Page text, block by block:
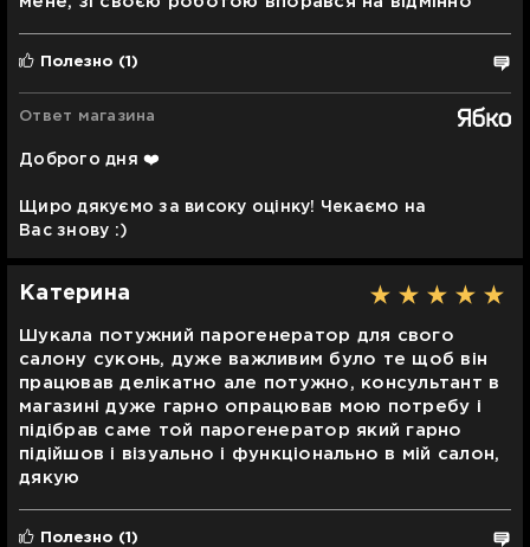
Полезно (1)
Ответ магазина
Доброго дня ❤️
Щиро дякуємо за високу оцінку! Чекаємо на
Вас знову :)
Катерина
Шукала потужний парогенератор для свого
салону суконь, дуже важливим було те щоб він
працював делікатно але потужно, консультант в
магазині дуже гарно опрацював мою потребу і
підібрав саме той парогенератор який гарно
підійшов і візуально і функціонально в мій салон,
дякую
Полезно (1)